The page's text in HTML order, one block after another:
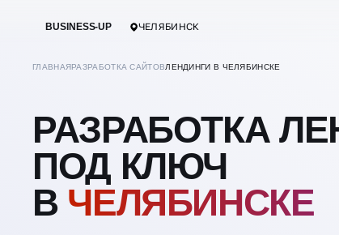
BUSINESS-UP ЧЕЛЯБИНСК
ГЛАВНАЯРАЗРАБОТКА САЙТОВЛЕНДИНГИ В ЧЕЛЯБИНСКЕ
РАЗРАБОТКА
ПОД КЛЮЧ
В ЧЕЛЯБИНСКЕ